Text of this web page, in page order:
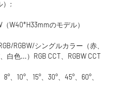
RGBW/シングルカラー（赤、
、10°、15°、30°、45°、60°、